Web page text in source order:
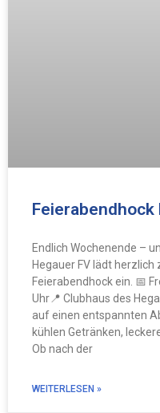
Feierabendhock
Endlich Wochenende –
Hegauer FV lädt
Feierabendhock ein. 📅
Uhr📍 Clubhaus des
auf einen entspannten
kühlen Getränken,
Ob nach der
WEITERLESEN »